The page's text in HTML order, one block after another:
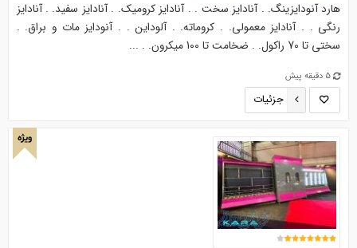
هارد آنودایزینگ. . آنادایز سخت . . آنادایز کرومیک. . آنادایز سفید. . آنادایز
رنگی . . آنادایز معمولی. . کروماته. . آلوداین . . آنودایز مات و براق. .
سختی تا 70 راکول. . ضخامت تا 100 میکرون. . ...
5 دقیقه پیش
جزئیات
ویژه